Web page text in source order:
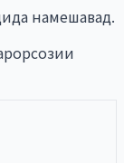
намешавад.